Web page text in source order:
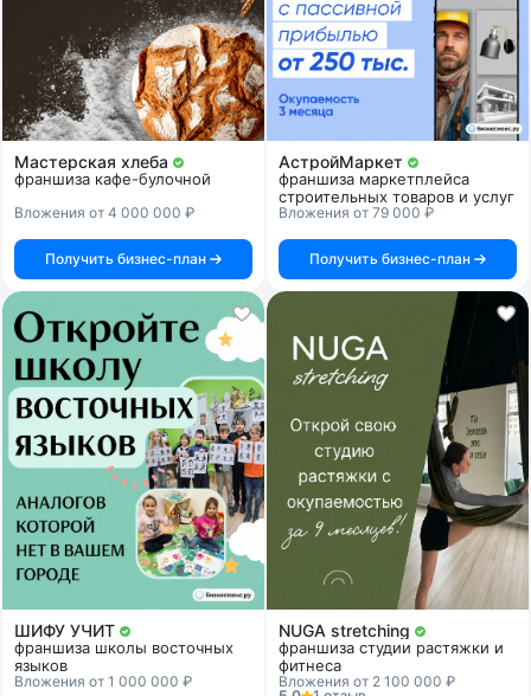
Мастерская хлеба
франшиза кафе-булочной
Вложения от 4 000 000 ₽
Получить бизнес-план
АстройМаркет
франшиза маркетплейса
строительных товаров и услуг
Вложения от 79 000 ₽
Получить бизнес-план
ШИФУ УЧИТ
франшиза школы восточных
языков
Вложения от 1 000 000 ₽
NUGA stretching
франшиза студии растяжки и
фитнеса
Вложения от 2 100 000 ₽